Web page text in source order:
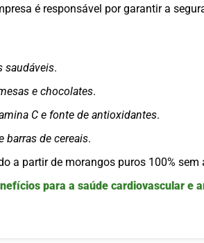
é responsável por garantir a
saudáveis.
e chocolates.
C e fonte de antioxidantes.
barras de cereais.
a partir de morangos puros 100% sem
para a saúde cardiovascular e